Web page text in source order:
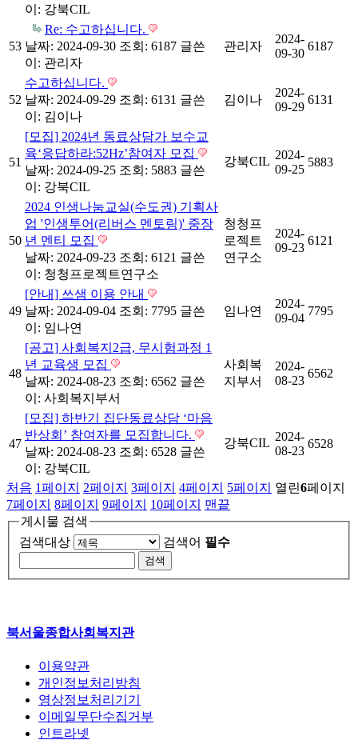
이: 강북CIL
53
Re: 수고하십니다.
날짜: 2024-09-30 조회: 6187 글쓴
이: 관리자
관리자
2024-
09-30
6187
52
수고하십니다.
날짜: 2024-09-29 조회: 6131 글쓴
이: 김이나
김이나
2024-
09-29
6131
51
[모집] 2024년 동료상담가 보수교
육‘응답하라:52Hz’참여자 모집
날짜: 2024-09-25 조회: 5883 글쓴
이: 강북CIL
강북CIL 2024-
09-25
5883
50
2024 인생나눔교실(수도권) 기획사
업 '인생투어(리버스 멘토링)' 중장
년 멘티 모집
날짜: 2024-09-23 조회: 6121 글쓴
이: 청청프로젝트연구소
청청프
로젝트
연구소
2024-
09-23
6121
49
[안내] 쓰샘 이용 안내
날짜: 2024-09-04 조회: 7795 글쓴
이: 임나연
임나연
2024-
09-04
7795
48
[공고] 사회복지2급, 무시험과정 1
년 교육생 모집
날짜: 2024-08-23 조회: 6562 글쓴
이: 사회복지부서
사회복
지부서
2024-
08-23
6562
47
[모집] 하반기 집단동료상담 ‘마음
반상회’ 참여자를 모집합니다.
날짜: 2024-08-23 조회: 6528 글쓴
이: 강북CIL
강북CIL 2024-
08-23
6528
처음 1페이지 2페이지 3페이지 4페이지 5페이지 열린6페이지
7페이지 8페이지 9페이지 10페이지
맨끝
게시물 검색
검색대상
검색어 필수
북서울종합사회복지관
이용약관
개인정보처리방침
영상정보처리기기
이메일무단수집거부
인트라넷